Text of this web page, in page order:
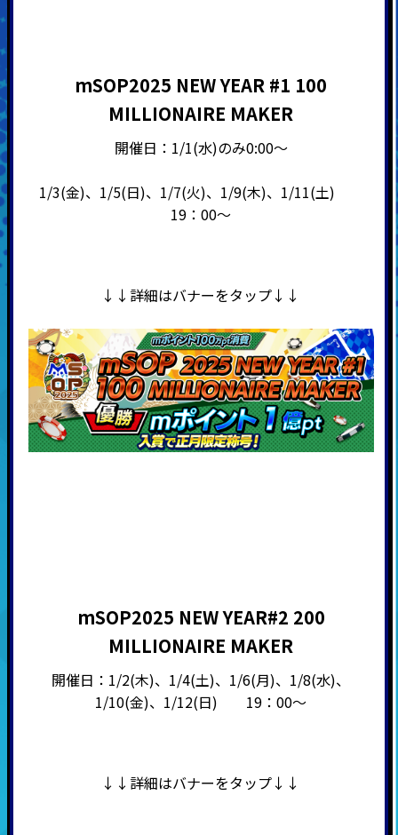
mSOP2025 NEW YEAR #1 100
MILLIONAIRE MAKER
開催日：1/1(水)のみ0:00～
1/3(金)、1/5(日)、1/7(火)、1/9(木)、1/11(土)
19：00～
↓↓詳細はバナーをタップ↓↓
mSOP2025 NEW YEAR#2 200
MILLIONAIRE MAKER
開催日：1/2(木)、1/4(土)、1/6(月)、1/8(水)、
1/10(金)、1/12(日) 19：00～
↓↓詳細はバナーをタップ↓↓